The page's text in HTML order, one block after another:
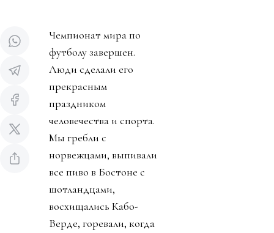
Чемпионат мира по
футболу завершен.
Люди сделали его
прекрасным
праздником
человечества и спорта.
Мы гребли с
норвежцами, выпивали
все пиво в Бостоне с
шотландцами,
восхищались Кабо-
Верде, горевали, когда